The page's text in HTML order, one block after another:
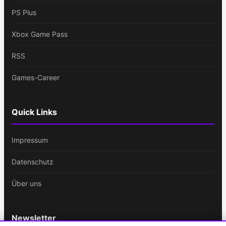
PS Plus
Xbox Game Pass
RSS
Games-Career
Quick Links
Impressum
Datenschutz
Über uns
Newsletter